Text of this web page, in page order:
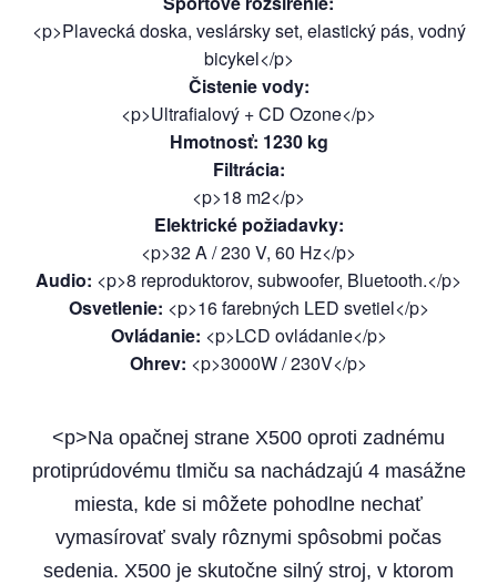
<p>Plavecká doska, veslársky set, elastický pás, vodný
bicykel</p>
Čistenie vody:
<p>Ultrafialový + CD Ozone</p>
Hmotnosť: 1230kg
Filtrácia:
<p>18 m2</p>
Elektrické požiadavky:
<p>32 A / 230 V, 60 Hz</p>
Audio: <p>8 reproduktorov, subwoofer, Bluetooth.</p>
Osvetlenie: <p>16 farebných LED svetiel</p>
Ovládanie: <p>LCD ovládanie</p>
Ohrev: <p>3000W / 230V</p>
<p>Na opačnej strane X500 oproti zadnému
protiprúdovému tlmiču sa nachádzajú 4 masážne
miesta, kde si môžete pohodlne nechať
vymasírovať svaly rôznymi spôsobmi počas
sedenia. X500 je skutočne silný stroj, v ktorom